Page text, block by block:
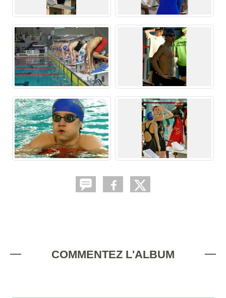
COMMENTEZ L'ALBUM